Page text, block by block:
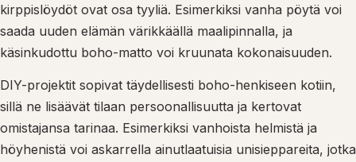
kirppislöydöt ovat osa tyyliä. Esimerkiksi vanha pöytä voi
saada uuden elämän värikkäällä maalipinnalla, ja
käsinkudottu boho-matto voi kruunata kokonaisuuden.
DIY-projektit sopivat täydellisesti boho-henkiseen kotiin,
sillä ne lisäävät tilaan persoonallisuutta ja kertovat
omistajansa tarinaa. Esimerkiksi vanhoista helmistä ja
höyhenistä voi askarrella ainutlaatuisia unisieppareita, jotka